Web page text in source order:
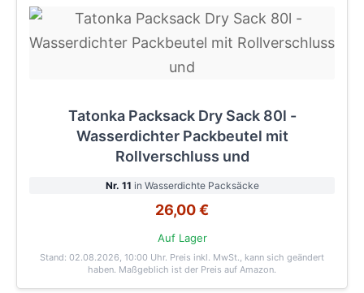
Tatonka Packsack Dry Sack 80l -
Wasserdichter Packbeutel mit
Rollverschluss und
Nr. 11 in Wasserdichte Packsäcke
26,00 €
Auf Lager
Stand: 02.08.2026, 10:00 Uhr. Preis inkl. MwSt., kann sich geändert
haben. Maßgeblich ist der Preis auf Amazon.